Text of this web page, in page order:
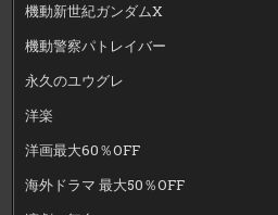
機動新世紀ガンダムX
機動警察パトレイバー
永久のユウグレ
洋楽
洋画最大60％OFF
海外ドラマ 最大50％OFF